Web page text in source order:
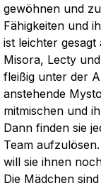
gewöhnen und
Fähigkeiten und
ist leichter gesagt
Misora, Lecty
fleißig unter der
anstehende
mitmischen und
Dann finden sie
Team
will sie ihnen
Die Mädchen